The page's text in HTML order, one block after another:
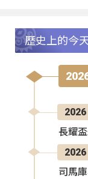
歷史上的今
2026
長耀
2026
司馬